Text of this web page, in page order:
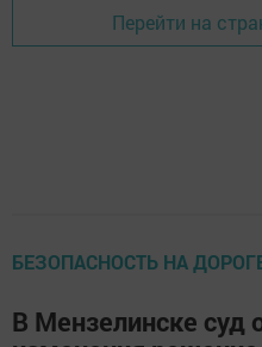
Перейти на
БЕЗОПАСНОСТЬ НА
В Мензелинске суд